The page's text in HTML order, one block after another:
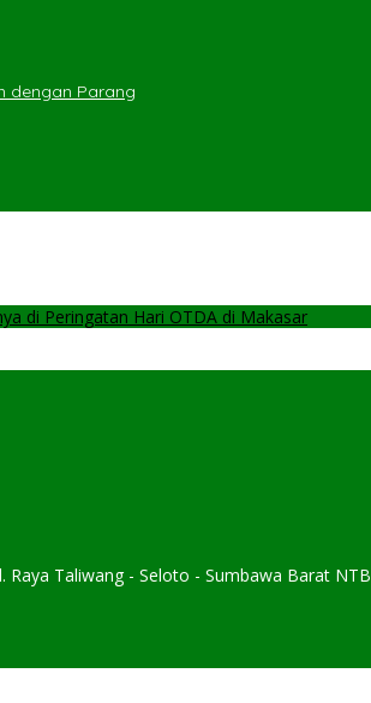
dengan Parang
di Peringatan Hari OTDA di Makasar
Raya Taliwang - Seloto - Sumbawa Barat NTB